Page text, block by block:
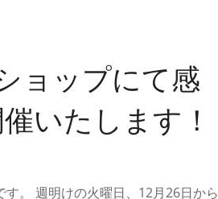
ョップにて感
いたします！
。 週明けの火曜日、12月26日から